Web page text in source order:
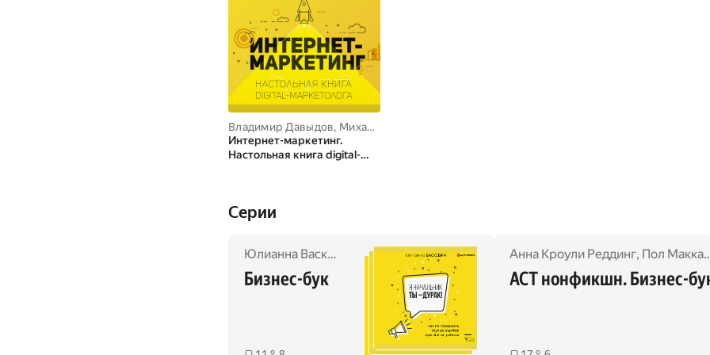
Владимир Давыдов, Михаил Федоров
Интернет-маркетинг.
Настольная книга digital-
Cерии
Юлианна Васкевич Елена Виль-Вильямс Игорь Чуланов,Марина Починок,
Бизнес-бук
Анна Кроули Реддинг, Пол Маккарти
АСТ нонфикшн. Бизнес-